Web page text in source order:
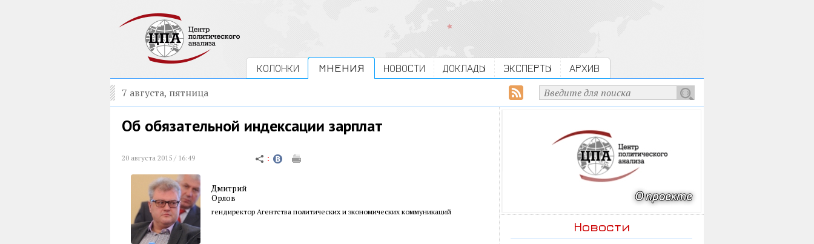
КОЛОНКИ МНЕНИЯ НОВОСТИ ДОКЛАДЫ ЭКСПЕРТЫ АРХИВ
7 августа, пятница
Об обязательной индексации зарплат
20 августа 2015 / 16:49
Дмитрий
Орлов
гендиректор Агентства политических и экономических коммуникаций
Новости